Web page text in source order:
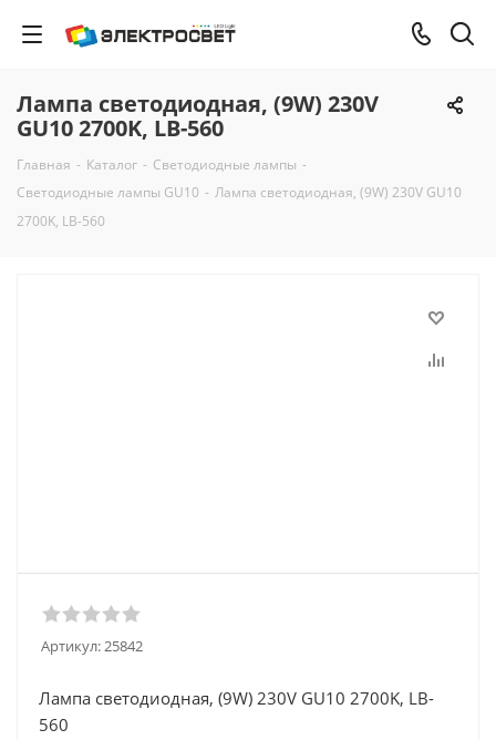
Лампа светодиодная, (9W) 230V
GU10 2700K, LB-560
Главная - Каталог - Светодиодные лампы -
Светодиодные лампы GU10 - Лампа светодиодная, (9W) 230V GU10
2700K, LB-560
Артикул:25842
Лампа светодиодная, (9W) 230V GU10 2700K, LB-
560